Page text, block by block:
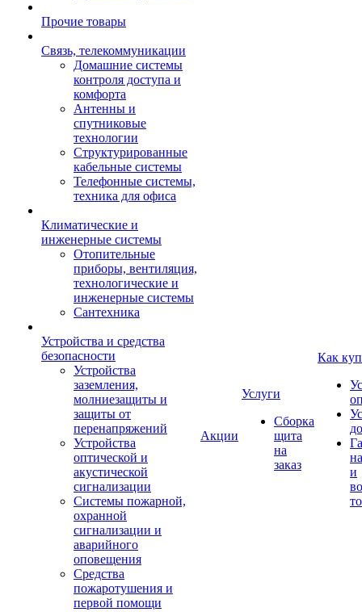
Прочие товары
Связь, телекоммуникации
Домашние системы
контроля доступа и
комфорта
Антенны и
спутниковые
технологии
Структурированные
кабельные системы
Телефонные системы,
техника для офиса
Климатические и
инженерные системы
Отопительные
приборы, вентиляция,
технологические и
инженерные системы
Сантехника
Устройства и средства
безопасности
Устройства
заземления,
молниезащиты и
защиты от
перенапряжений
Устройства
оптической и
акустической
сигнализации
Системы пожарной,
охранной
сигнализации и
аварийного
оповещения
Средства
пожаротушения и
первой помощи
Акции
Услуги
Сборка
щита
на
заказ
Как
и